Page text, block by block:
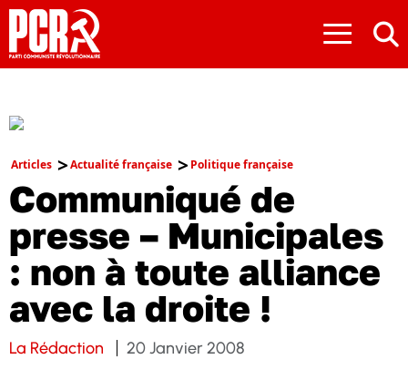
≡
Articles Actualité française Politique française
Communiqué de
presse – Municipales
: non à toute alliance
avec la droite !
La Rédaction 20 Janvier 2008